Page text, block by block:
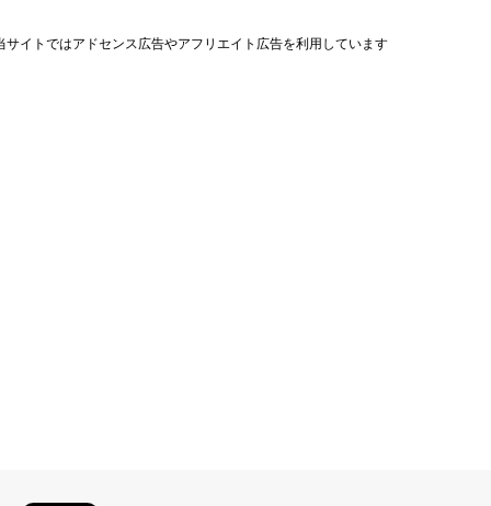
サイトではアドセンス広告やアフリエイト広告を利用しています